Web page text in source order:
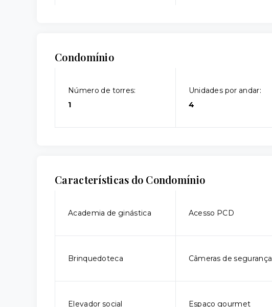
Condomínio
Número de torres:
1
Unidades por andar:
4
Características do Condomínio
Academia de ginástica Acesso PCD
Brinquedoteca Câmeras de segurança
Elevador social Espaço gourmet